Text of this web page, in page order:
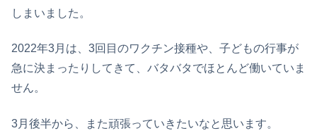
しまいました。
2022年3月は、3回目のワクチン接種や、子どもの行事が
急に決まったりしてきて、バタバタでほとんど働いていま
せん。
3月後半から、また頑張っていきたいなと思います。